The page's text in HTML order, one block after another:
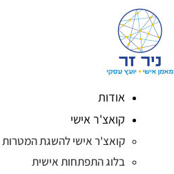
אודות
קואצ'ר אישי
קואצ'ר אישי להשגת המטרות
בלוג התפתחות אישית